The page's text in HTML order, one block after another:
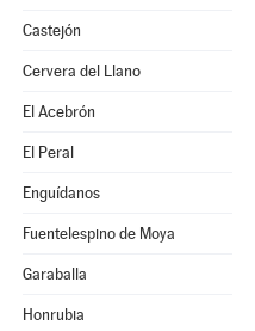
Castejón
Cervera del Llano
El Acebrón
El Peral
Enguídanos
Fuentelespino de Moya
Garaballa
Honrubia